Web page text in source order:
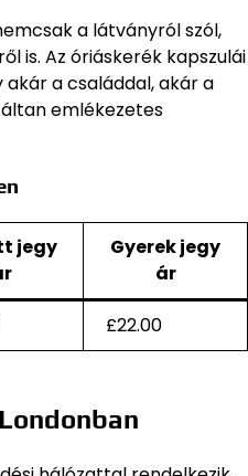
a látványról szól,
is. Az óriáskerék kapszulái
a családdal, akár a
emlékezetes
jegy
Gyerek jegy
ár
£22.00